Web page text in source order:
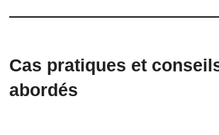
Cas pratiques et
abordés